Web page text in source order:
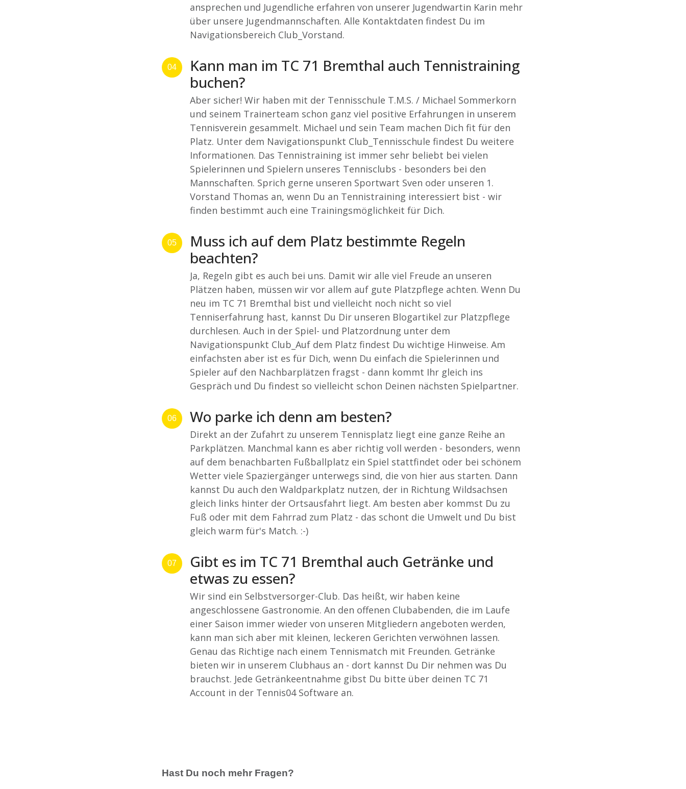
ansprechen und Jugendliche erfahren von unserer Jugendwartin Karin mehr
über unsere Jugendmannschaften. Alle Kontaktdaten findest Du im
Navigationsbereich Club_Vorstand.
04
Kann man im TC 71 Bremthal auch Tennistraining
buchen?
Aber sicher! Wir haben mit der Tennisschule T.M.S. / Michael Sommerkorn
und seinem Trainerteam schon ganz viel positive Erfahrungen in unserem
Tennisverein gesammelt. Michael und sein Team machen Dich fit für den
Platz. Unter dem Navigationspunkt Club_Tennisschule findest Du weitere
Informationen. Das Tennistraining ist immer sehr beliebt bei vielen
Spielerinnen und Spielern unseres Tennisclubs - besonders bei den
Mannschaften. Sprich gerne unseren Sportwart Sven oder unseren 1.
Vorstand Thomas an, wenn Du an Tennistraining interessiert bist - wir
finden bestimmt auch eine Trainingsmöglichkeit für Dich.
05
Muss ich auf dem Platz bestimmte Regeln
beachten?
Ja, Regeln gibt es auch bei uns. Damit wir alle viel Freude an unseren
Plätzen haben, müssen wir vor allem auf gute Platzpflege achten. Wenn Du
neu im TC 71 Bremthal bist und vielleicht noch nicht so viel
Tenniserfahrung hast, kannst Du Dir unseren Blogartikel zur Platzpflege
durchlesen. Auch in der Spiel- und Platzordnung unter dem
Navigationspunkt Club_Auf dem Platz findest Du wichtige Hinweise. Am
einfachsten aber ist es für Dich, wenn Du einfach die Spielerinnen und
Spieler auf den Nachbarplätzen fragst - dann kommt Ihr gleich ins
Gespräch und Du findest so vielleicht schon Deinen nächsten Spielpartner.
06 Wo parke ich denn am besten?
Direkt an der Zufahrt zu unserem Tennisplatz liegt eine ganze Reihe an
Parkplätzen. Manchmal kann es aber richtig voll werden - besonders, wenn
auf dem benachbarten Fußballplatz ein Spiel stattfindet oder bei schönem
Wetter viele Spaziergänger unterwegs sind, die von hier aus starten. Dann
kannst Du auch den Waldparkplatz nutzen, der in Richtung Wildsachsen
gleich links hinter der Ortsausfahrt liegt. Am besten aber kommst Du zu
Fuß oder mit dem Fahrrad zum Platz - das schont die Umwelt und Du bist
gleich warm für's Match. :-)
07
Gibt es im TC 71 Bremthal auch Getränke und
etwas zu essen?
Wir sind ein Selbstversorger-Club. Das heißt, wir haben keine
angeschlossene Gastronomie. An den offenen Clubabenden, die im Laufe
einer Saison immer wieder von unseren Mitgliedern angeboten werden,
kann man sich aber mit kleinen, leckeren Gerichten verwöhnen lassen.
Genau das Richtige nach einem Tennismatch mit Freunden. Getränke
bieten wir in unserem Clubhaus an - dort kannst Du Dir nehmen was Du
brauchst. Jede Getränkeentnahme gibst Du bitte über deinen TC 71
Account in der Tennis04 Software an.
Hast Du noch mehr Fragen?